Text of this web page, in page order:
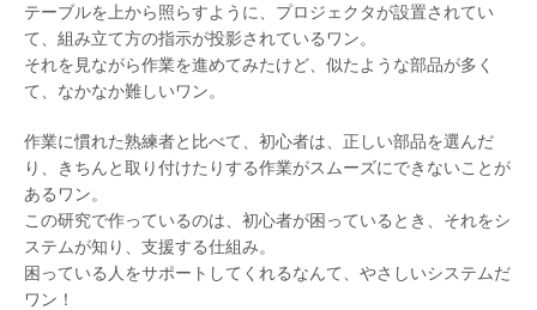
テーブルを上から照らすように、プロジェクタが設置されてい
て、組み立て方の指示が投影されているワン。
それを見ながら作業を進めてみたけど、似たような部品が多く
て、なかなか難しいワン。
作業に慣れた熟練者と比べて、初心者は、正しい部品を選んだ
り、きちんと取り付けたりする作業がスムーズにできないことが
あるワン。
この研究で作っているのは、初心者が困っているとき、それをシ
ステムが知り、支援する仕組み。
困っている人をサポートしてくれるなんて、やさしいシステムだ
ワン！